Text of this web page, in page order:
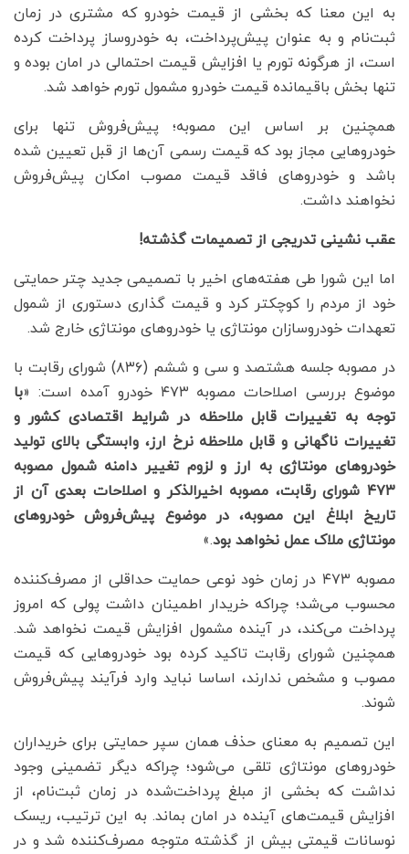
به این معنا که بخشی از قیمت خودرو که مشتری در زمان
ثبت‌نام و به عنوان پیش‌پرداخت، به خودروساز پرداخت کرده
است، از هرگونه تورم یا افزایش قیمت احتمالی در امان بوده و
تنها بخش باقیمانده قیمت خودرو مشمول تورم خواهد شد.
همچنین بر اساس این مصوبه؛‌ پیش‌فروش تنها برای
خودروهایی مجاز بود که قیمت رسمی آن‌ها از قبل تعیین شده
باشد و خودروهای فاقد قیمت مصوب امکان پیش‌فروش
نخواهند داشت.
عقب نشینی تدریجی از تصمیمات گذشته!
اما این شورا طی هفته‌های اخیر با تصمیمی جدید چتر حمایتی
خود از مردم را کوچکتر کرد و قیمت گذاری دستوری از شمول
تعهدات خودروسازان مونتاژی یا خودروهای مونتاژی خارج شد.
در مصوبه جلسه هشتصد و سی و ششم (۸۳۶) شورای رقابت با
موضوع بررسی اصلاحات مصوبه ۴۷۳ خودرو آمده است: «
با
توجه به تغییرات قابل ملاحظه در شرایط اقتصادی کشور و
تغییرات ناگهانی و قابل ملاحظه نرخ ارز، وابستگی بالای تولید
خودروهای مونتاژی به ارز و لزوم تغییر دامنه شمول مصوبه
۴۷۳ شورای رقابت، مصوبه اخیرالذکر و اصلاحات بعدی آن از
تاریخ ابلاغ این مصوبه، در موضوع پیش‌فروش خودروهای
مونتاژی ملاک عمل نخواهد بود.»
مصوبه ۴۷۳ در زمان خود نوعی حمایت حداقلی از مصرف‌کننده
محسوب می‌شد؛ چراکه خریدار اطمینان داشت پولی که امروز
پرداخت می‌کند، در آینده مشمول افزایش قیمت نخواهد شد.
همچنین شورای رقابت تاکید کرده بود خودروهایی که قیمت
مصوب و مشخص ندارند، اساسا نباید وارد فرآیند پیش‌فروش
شوند.
این تصمیم به معنای حذف همان سپر حمایتی برای خریداران
خودروهای مونتاژی تلقی می‌شود؛ چراکه دیگر تضمینی وجود
نداشت که بخشی از مبلغ پرداخت‌شده در زمان ثبت‌نام، از
افزایش قیمت‌های آینده در امان بماند. به این ترتیب، ریسک
نوسانات قیمتی بیش از گذشته متوجه مصرف‌کننده شد و در